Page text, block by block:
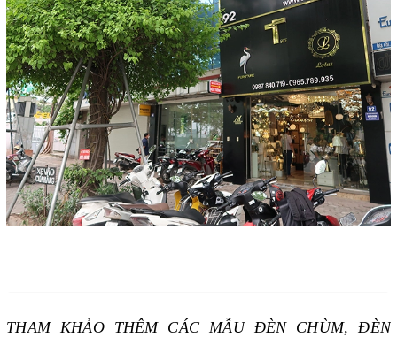
THAM KHẢO THÊM CÁC MẪU ĐÈN CHÙM, ĐÈN